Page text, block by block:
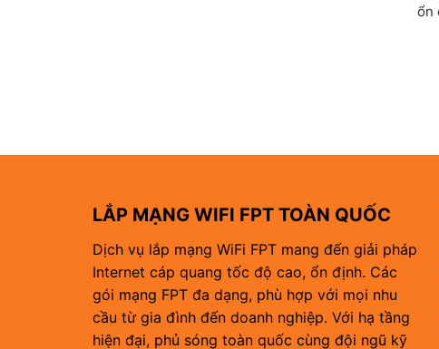
ổn
LẮP MẠNG WIFI FPT TOÀN QUỐC
Dịch vụ lắp mạng WiFi FPT mang đến giải pháp
Internet cáp quang tốc độ cao, ổn định. Các
gói mạng FPT đa dạng, phù hợp với mọi nhu
cầu từ gia đình đến doanh nghiệp. Với hạ tầng
hiện đại, phủ sóng toàn quốc cùng đội ngũ kỹ